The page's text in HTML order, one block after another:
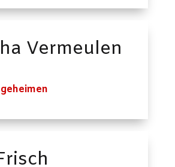
Vermeulen